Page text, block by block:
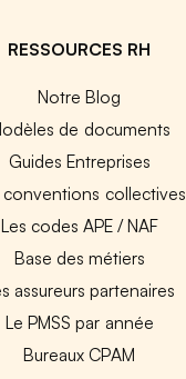
RESSOURCES RH
Notre Blog
de documents
Guides Entreprises
conventions collectives
Les codes APE / NAF
Base des métiers
assureurs partenaires
Le PMSS par année
Bureaux CPAM